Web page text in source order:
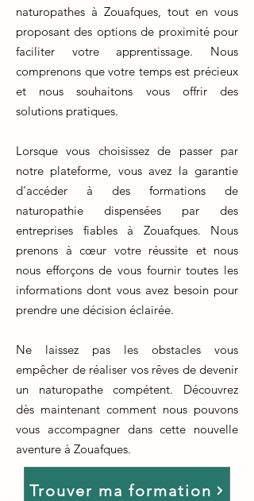
naturopathes à Zouafques, tout en vous
proposant des options de proximité pour
faciliter votre apprentissage. Nous
comprenons que votre temps est précieux
et nous souhaitons vous offrir des
solutions pratiques.
Lorsque vous choisissez de passer par
notre plateforme, vous avez la garantie
d'accéder à des formations de
naturopathie dispensées par des
entreprises fiables à Zouafques. Nous
prenons à cœur votre réussite et nous
nous efforçons de vous fournir toutes les
informations dont vous avez besoin pour
prendre une décision éclairée.
Ne laissez pas les obstacles vous
empêcher de réaliser vos rêves de devenir
un naturopathe compétent. Découvrez
dès maintenant comment nous pouvons
vous accompagner dans cette nouvelle
aventure à Zouafques.
Trouver ma formation